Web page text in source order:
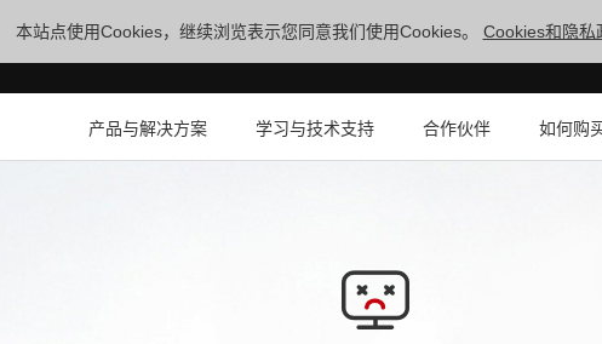
本站点使用Cookies，继续浏览表示您同意我们使用Cookies。 Cookies和隐私
产品与解决方案 学习与技术支持 合作伙伴 如何购